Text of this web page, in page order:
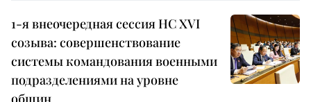
1-я внеочередная сессия НС XVI
созыва: совершенствование
системы командования военными
подразделениями на уровне
общин